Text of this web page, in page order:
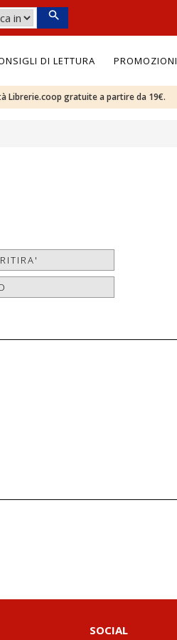
DI LETTURA PROMOZIONI
Librerie.coop gratuite a partire da 19€.
SOCIAL